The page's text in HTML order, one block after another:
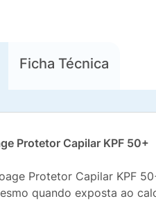
Ficha Técnica
Protetor Capilar KPF 50+
Protetor Capilar KPF
quando exposta ao